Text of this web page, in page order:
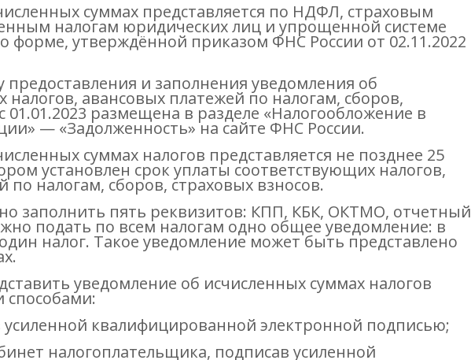
суммах представляется по НДФЛ, страховым
налогам юридических лиц и упрощенной системе
форме, утверждённой приказом ФНС России от 02.11.2022
предоставления и заполнения уведомления об
налогов, авансовых платежей по налогам, сборов,
01.01.2023 размещена в разделе «Налогообложение в
— «Задолженность» на сайте ФНС России.
суммах налогов представляется не позднее 25
установлен срок уплаты соответствующих налогов,
по налогам, сборов, страховых взносов.
заполнить пять реквизитов: КПП, КБК, ОКТМО, отчетный
подать по всем налогам одно общее уведомление: в
налог. Такое уведомление может быть представлено
уведомление об исчисленных суммах налогов
квалифицированной электронной подписью;
налогоплательщика, подписав усиленной